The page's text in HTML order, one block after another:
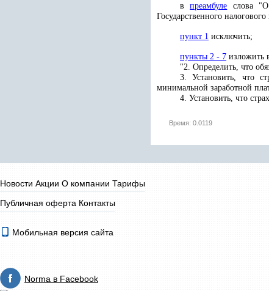
в преамбуле слова "О
Государственного
пункт 1 исключить;
пункты 2 - 7 изложить
"2. Определить, что
3. Установить, что
минимальной заработной
4. Установить, что
Время: 0.0119
Новости Акции О компании Тарифы
Публичная оферта Контакты
Мобильная версия сайта
Norma в Facebook